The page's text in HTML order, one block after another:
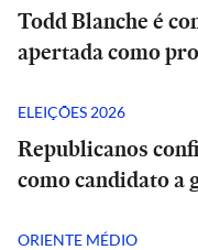
Todd Blanche é
apertada como
ELEIÇÕES 2026
Republicanos
como candidato a
ORIENTE MÉDIO